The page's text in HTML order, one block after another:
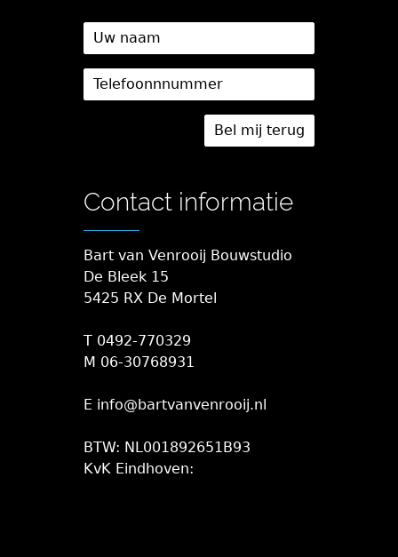
Contact informatie
Bart van Venrooij Bouwstudio
De Bleek 15
5425 RX De Mortel
T 0492-770329
M 06-30768931
E info@bartvanvenrooij.nl
BTW: NL001892651B93
KvK Eindhoven: